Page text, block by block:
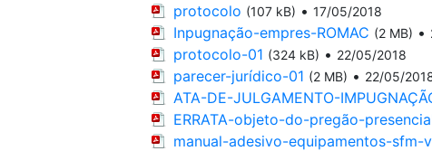
protocolo (107 kB) • 17/05/2018
Inpugnação-empres-ROMAC (2 MB) •
protocolo-01 (324 kB) • 22/05/2018
parecer-jurídico-01 (2 MB) • 22/05/
ATA-DE-JULGAMENTO-
ERRATA-objeto-do-pregão-
manual-adesivo-equipamentos-sfm-